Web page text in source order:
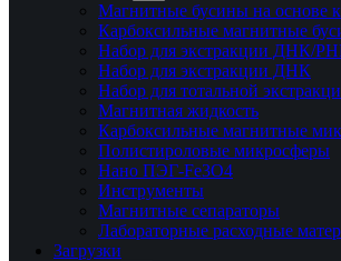
Магнитные бусины на основе
Карбоксильные магнитные
Набор для экстракции ДНК/
Набор для экстракции ДНК
Набор для тотальной
Магнитная жидкость
Карбоксильные магнитные
Полистироловые микросферы
Нано ПЭГ-Fe3O4
Инструменты
Магнитные сепараторы
Лабораторные расходные
Загрузки